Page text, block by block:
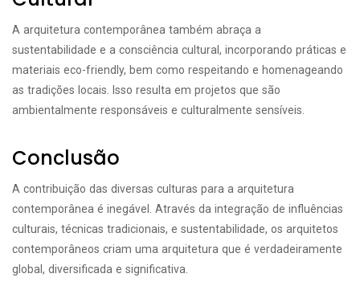
A arquitetura contemporânea também abraça a
sustentabilidade e a consciência cultural, incorporando práticas e
materiais eco-friendly, bem como respeitando e homenageando
as tradições locais. Isso resulta em projetos que são
ambientalmente responsáveis e culturalmente sensíveis.
Conclusão
A contribuição das diversas culturas para a arquitetura
contemporânea é inegável. Através da integração de influências
culturais, técnicas tradicionais, e sustentabilidade, os arquitetos
contemporâneos criam uma arquitetura que é verdadeiramente
global, diversificada e significativa.